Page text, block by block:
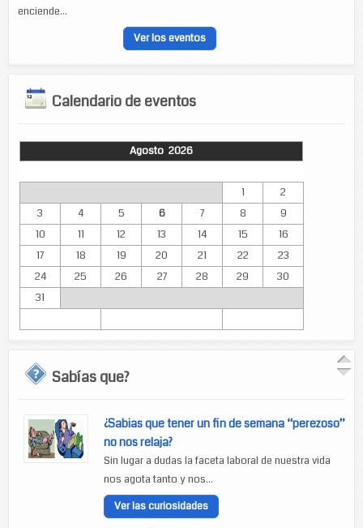
enciende...
Ver los eventos
Calendario de eventos
Agosto 2026
1
2
3
4 5 6 7 8
9
10
11 12 13 14 15
16
17
18 19 20 21 22
23
24
25 26 27 28 29
30
31
Sabías que?
¿Sabias que tener un fin de semana “perezoso”
no nos relaja?
Sin lugar a dudas la faceta laboral de nuestra vida
nos agota tanto y nos...
Ver las curiosidades